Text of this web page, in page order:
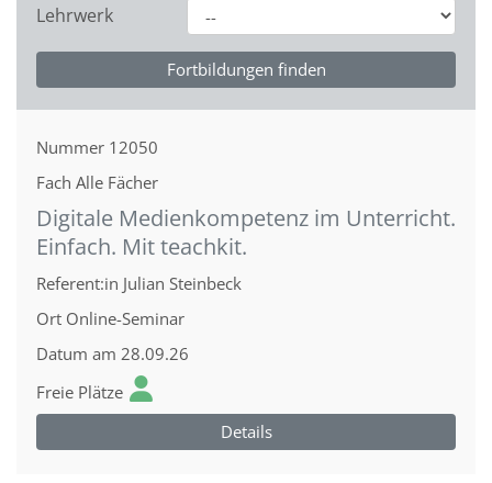
Lehrwerk
Nummer 12050
Fach Alle Fächer
Digitale Medienkompetenz im Unterricht.
Einfach. Mit teachkit.
Referent:in Julian Steinbeck
Ort Online-Seminar
Datum am 28.09.26
Freie Plätze
Details